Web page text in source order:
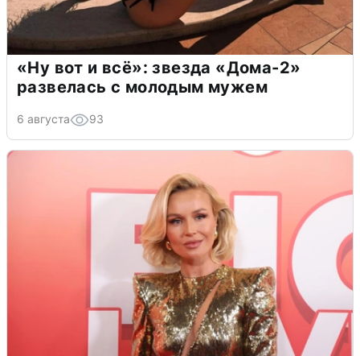
«Ну вот и всё»: звезда «Дома-2»
развелась с молодым мужем
6 августа 93